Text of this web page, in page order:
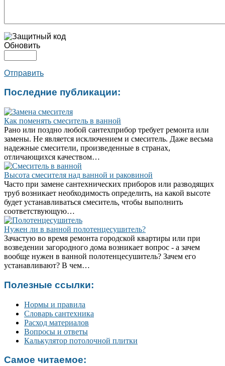
Обновить
Отправить
Последние публикации:
Как поменять смеситель в ванной
Рано или поздно любой сантехприбор требует ремонта или
замены. Не является исключением и смеситель. Даже весьма
надежные смесители, произведенные в странах,
отличающихся качеством…
Высота смесителя над ванной и раковиной
Часто при замене сантехнических приборов или разводящих
труб возникает необходимость определить, на какой высоте
будет устанавливаться смеситель, чтобы выполнить
соответствующую…
Нужен ли в ванной полотенцесушитель?
Зачастую во время ремонта городской квартиры или при
возведении загородного дома возникает вопрос - а зачем
вообще нужен в ванной полотенцесушитель? Зачем его
устанавливают? В чем…
Полезные ссылки:
Нормы и правила
Словарь сантехника
Расход материалов
Вопросы и ответы
Калькулятор потолочной плитки
Самое читаемое: